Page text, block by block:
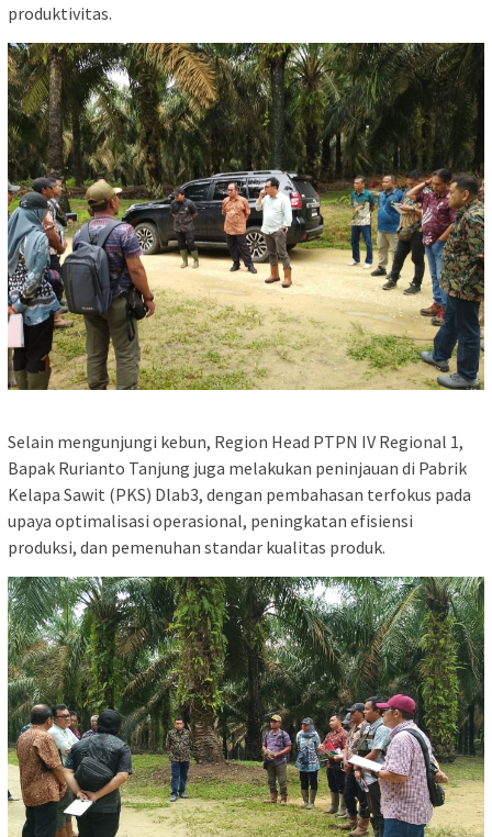
produktivitas.
Selain mengunjungi kebun, Region Head PTPN IV Regional 1,
Bapak Rurianto Tanjung juga melakukan peninjauan di Pabrik
Kelapa Sawit (PKS) Dlab3, dengan pembahasan terfokus pada
upaya optimalisasi operasional, peningkatan efisiensi
produksi, dan pemenuhan standar kualitas produk.